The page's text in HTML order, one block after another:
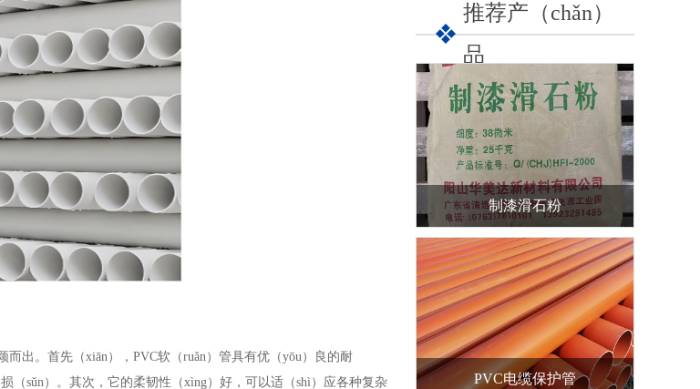
出。首先（xiān），PVC软（ruǎn）管具有优（yōu）良的耐
（sǔn）。其次，它的柔韧性（xìng）好，可以适（shì）应各种复杂
推荐产（chǎn）
品
制漆滑石粉
PVC电缆保护管